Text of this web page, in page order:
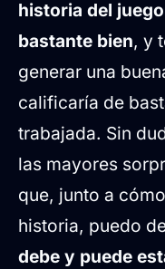
historia del
bastante bien, y
generar una
calificaría de
trabajada. Sin
las mayores
que, junto a
historia, puedo
debe y puede